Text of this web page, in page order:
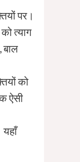
पर।
त्याग
बाल
को
ऐसी